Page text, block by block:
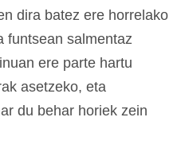
dira batez ere horrelako
funtsean salmentaz
ere parte hartu
asetzeko, eta
du behar horiek zein